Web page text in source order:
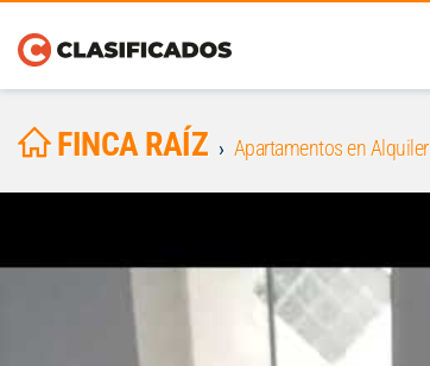
FINCA RAÍZ Apartamentos en Alquiler